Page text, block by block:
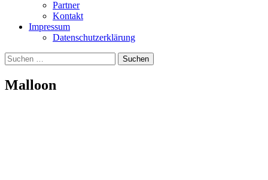
Partner
Kontakt
Impressum
Datenschutzerklärung
Suchen
nach:
Malloon